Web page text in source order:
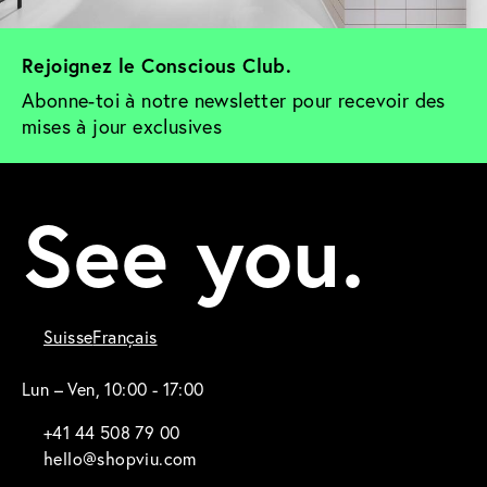
Rejoignez le Conscious Club.
Abonne-toi à notre newsletter pour recevoir des
mises à jour exclusives
See you.
SuisseFrançais
Lun – Ven, 10:00 - 17:00
+41 44 508 79 00
hello@shopviu.com